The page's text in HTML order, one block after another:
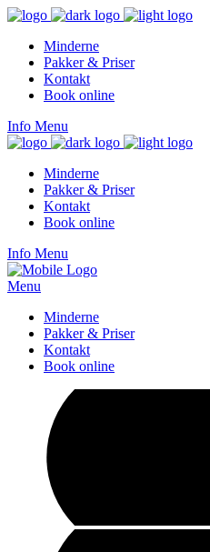
Minderne
Pakker & Priser
Kontakt
Book online
Info Menu
Minderne
Pakker & Priser
Kontakt
Book online
Info Menu
Menu
Minderne
Pakker & Priser
Kontakt
Book online